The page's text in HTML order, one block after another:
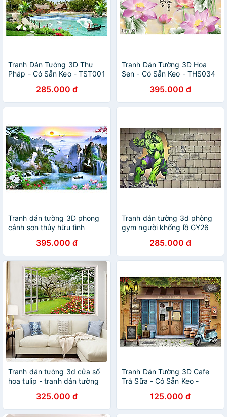
Tranh Dán Tường 3D Thư
Pháp - Có Sẵn Keo - TST001
285.000 đ
Tranh Dán Tường 3D Hoa
Sen - Có Sẵn Keo - THS034
395.000 đ
Tranh dán tường 3D phong
cảnh sơn thủy hữu tình
395.000 đ
Tranh dán tường 3d phòng
gym người khổng lồ GY26
285.000 đ
Tranh dán tường 3d cửa sổ
hoa tulip - tranh dán tường
không phai màu CS91
325.000 đ
Tranh Dán Tường 3D Cafe
Trà Sữa - Có Sẵn Keo -
125.000 đ